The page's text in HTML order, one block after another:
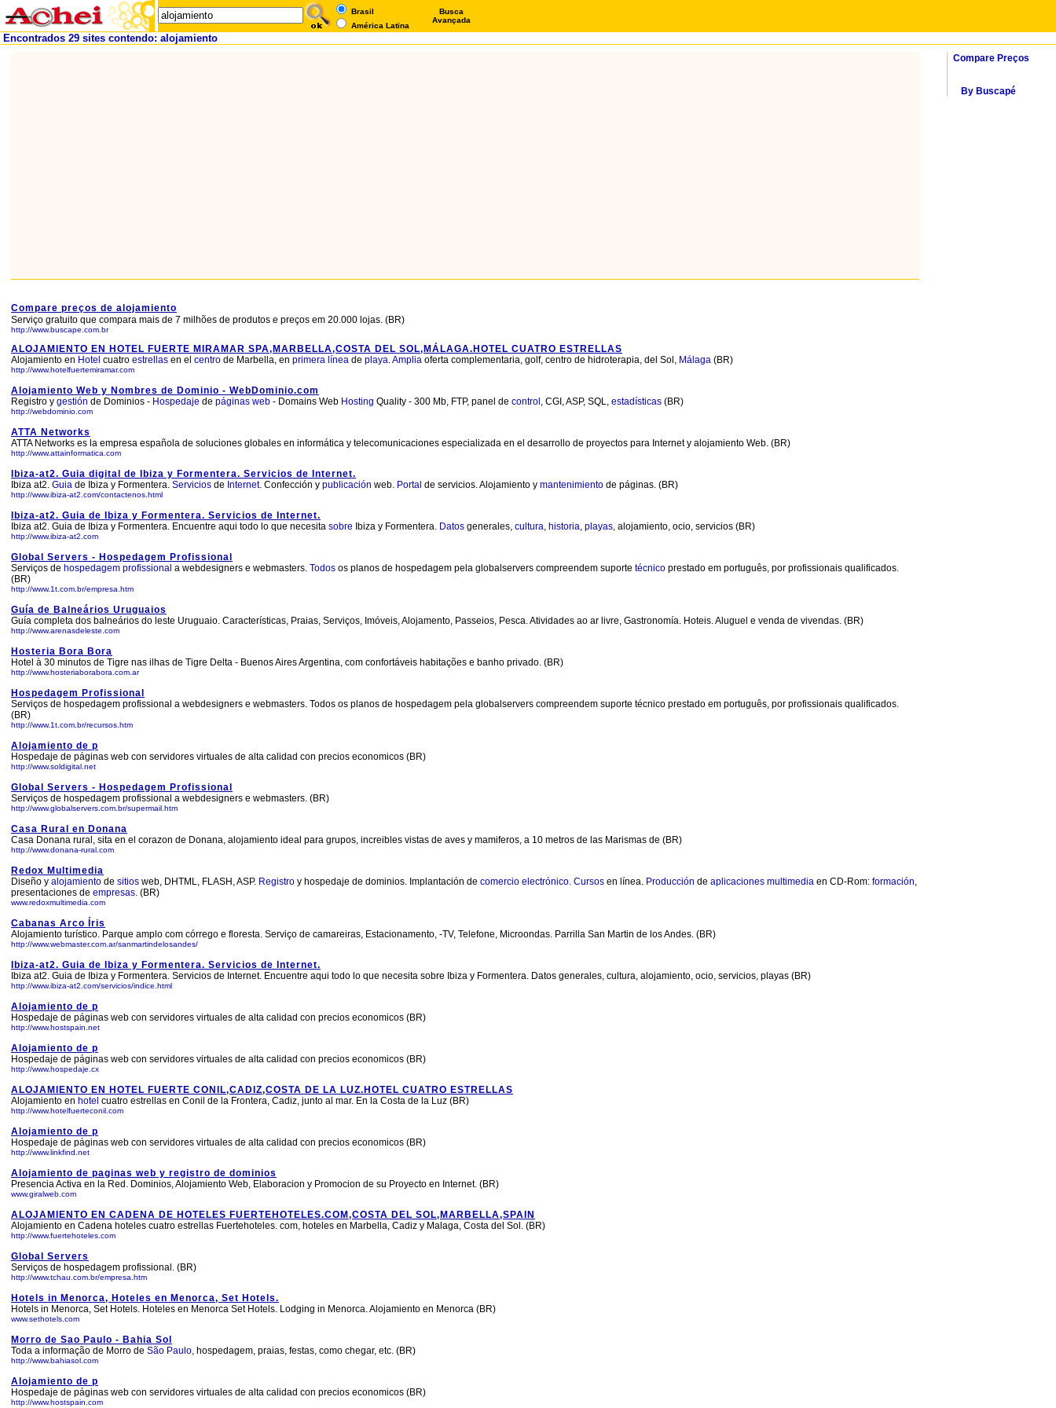
Brasil
América Latina
Busca
Avançada
Encontrados 29 sites contendo: alojamiento
Compare preços de alojamiento
Serviço gratuito que compara mais de 7 milhões de produtos e preços em 20.000 lojas. (BR)
http://www.buscape.com.br
ALOJAMIENTO EN HOTEL FUERTE MIRAMAR SPA,MARBELLA,COSTA DEL SOL,MÁLAGA.HOTEL CUATRO ESTRELLAS
Alojamiento en Hotel cuatro estrellas en el centro de Marbella, en primera línea de playa.Amplia oferta complementaria, golf, centro de hidroterapia, del Sol, Málaga (BR)
http://www.hotelfuertemiramar.com
Alojamiento Web y Nombres de Dominio - WebDominio.com
Registro y gestión de Dominios - Hospedaje de páginas web - Domains Web Hosting Quality - 300 Mb, FTP, panel de control , CGI, ASP, SQL, estadísticas (BR)
http://webdominio.com
ATTA Networks
ATTA Networks es la empresa española de soluciones globales en informática y telecomunicaciones especializada en el desarrollo de proyectos para Internet y alojamiento Web. (BR)
http://www.attainformatica.com
Ibiza-at2. Guia digital de Ibiza y Formentera. Servicios de Internet.
Ibiza at2. Guia de Ibiza y Formentera. Servicios de Internet. Confección y publicación web. Portal de servicios. Alojamiento y mantenimiento de páginas. (BR)
http://www.ibiza-at2.com/contactenos.html
Ibiza-at2. Guia de Ibiza y Formentera. Servicios de Internet.
Ibiza at2. Guia de Ibiza y Formentera. Encuentre aqui todo lo que necesita sobre Ibiza y Formentera. Datos generales, cultura, historia, playas, alojamiento, ocio, servicios (BR)
http://www.ibiza-at2.com
Global Servers - Hospedagem Profissional
Serviços de hospedagem profissional a webdesigners e webmasters. Todos os planos de hospedagem pela globalservers compreendem suporte técnico prestado em português, por profissionais qualificados.
(BR)
http://www.1t.com.br/empresa.htm
Guía de Balneários Uruguaios
Guía completa dos balneários do leste Uruguaio. Características, Praias, Serviços, Imóveis, Alojamento, Passeios, Pesca. Atividades ao ar livre, Gastronomía. Hoteis. Aluguel e venda de vivendas. (BR)
http://www.arenasdeleste.com
Hosteria Bora Bora
Hotel à 30 minutos de Tigre nas ilhas de Tigre Delta - Buenos Aires Argentina, com confortáveis habitações e banho privado. (BR)
http://www.hosteriaborabora.com.ar
Hospedagem Profissional
Serviços de hospedagem profissional a webdesigners e webmasters. Todos os planos de hospedagem pela globalservers compreendem suporte técnico prestado em português, por profissionais qualificados.
(BR)
http://www.1t.com.br/recursos.htm
Alojamiento de p
Hospedaje de páginas web con servidores virtuales de alta calidad con precios economicos (BR)
http://www.soldigital.net
Global Servers - Hospedagem Profissional
Serviços de hospedagem profissional a webdesigners e webmasters. (BR)
http://www.globalservers.com.br/supermail.htm
Casa Rural en Donana
Casa Donana rural, sita en el corazon de Donana, alojamiento ideal para grupos, increibles vistas de aves y mamiferos, a 10 metros de las Marismas de (BR)
http://www.donana-rural.com
Redox Multimedia
Diseño y alojamiento de sitios web, DHTML, FLASH, ASP. Registro y hospedaje de dominios. Implantación de comercio electrónico. Cursos en línea. Producción de aplicaciones multimedia en CD-Rom: formación,
presentaciones de empresas. (BR)
www.redoxmultimedia.com
Cabanas Arco Íris
Alojamiento turístico. Parque amplo com córrego e floresta. Serviço de camareiras, Estacionamento, -TV, Telefone, Microondas. Parrilla San Martin de los Andes. (BR)
http://www.webmaster.com.ar/sanmartindelosandes/
Ibiza-at2. Guia de Ibiza y Formentera. Servicios de Internet.
Ibiza at2. Guia de Ibiza y Formentera. Servicios de Internet. Encuentre aqui todo lo que necesita sobre Ibiza y Formentera. Datos generales, cultura, alojamiento, ocio, servicios, playas (BR)
http://www.ibiza-at2.com/servicios/indice.html
Alojamiento de p
Hospedaje de páginas web con servidores virtuales de alta calidad con precios economicos (BR)
http://www.hostspain.net
Alojamiento de p
Hospedaje de páginas web con servidores virtuales de alta calidad con precios economicos (BR)
http://www.hospedaje.cx
ALOJAMIENTO EN HOTEL FUERTE CONIL,CADIZ,COSTA DE LA LUZ.HOTEL CUATRO ESTRELLAS
Alojamiento en hotel cuatro estrellas en Conil de la Frontera, Cadiz, junto al mar. En la Costa de la Luz (BR)
http://www.hotelfuerteconil.com
Alojamiento de p
Hospedaje de páginas web con servidores virtuales de alta calidad con precios economicos (BR)
http://www.linkfind.net
Alojamiento de paginas web y registro de dominios
Presencia Activa en la Red. Dominios, Alojamiento Web, Elaboracion y Promocion de su Proyecto en Internet. (BR)
www.giralweb.com
ALOJAMIENTO EN CADENA DE HOTELES FUERTEHOTELES.COM,COSTA DEL SOL,MARBELLA,SPAIN
Alojamiento en Cadena hoteles cuatro estrellas Fuertehoteles. com, hoteles en Marbella, Cadiz y Malaga, Costa del Sol. (BR)
http://www.fuertehoteles.com
Global Servers
Serviços de hospedagem profissional. (BR)
http://www.tchau.com.br/empresa.htm
Hotels in Menorca, Hoteles en Menorca, Set Hotels.
Hotels in Menorca, Set Hotels. Hoteles en Menorca Set Hotels. Lodging in Menorca. Alojamiento en Menorca (BR)
www.sethotels.com
Morro de Sao Paulo - Bahia Sol
Toda a informação de Morro de São Paulo, hospedagem, praias, festas, como chegar, etc. (BR)
http://www.bahiasol.com
Alojamiento de p
Hospedaje de páginas web con servidores virtuales de alta calidad con precios economicos (BR)
http://www.hostspain.com
Compare Preços
By Buscapé